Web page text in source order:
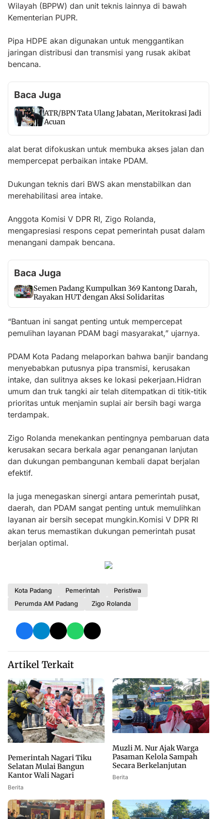
Wilayah (BPPW) dan unit teknis lainnya di bawah
Kementerian PUPR.
Pipa HDPE akan digunakan untuk menggantikan
jaringan distribusi dan transmisi yang rusak akibat
bencana.
Baca Juga
ATR/BPN Tata Ulang Jabatan, Meritokrasi Jadi
Acuan
alat berat difokuskan untuk membuka akses jalan dan
mempercepat perbaikan intake PDAM.
Dukungan teknis dari BWS akan menstabilkan dan
merehabilitasi area intake.
Anggota Komisi V DPR RI, Zigo Rolanda,
mengapresiasi respons cepat pemerintah pusat dalam
menangani dampak bencana.
Baca Juga
Semen Padang Kumpulkan 369 Kantong Darah,
Rayakan HUT dengan Aksi Solidaritas
“Bantuan ini sangat penting untuk mempercepat
pemulihan layanan PDAM bagi masyarakat,” ujarnya.
PDAM Kota Padang melaporkan bahwa banjir bandang
menyebabkan putusnya pipa transmisi, kerusakan
intake, dan sulitnya akses ke lokasi pekerjaan.Hidran
umum dan truk tangki air telah ditempatkan di titik-titik
prioritas untuk menjamin suplai air bersih bagi warga
terdampak.
Zigo Rolanda menekankan pentingnya pembaruan data
kerusakan secara berkala agar penanganan lanjutan
dan dukungan pembangunan kembali dapat berjalan
efektif.
Ia juga menegaskan sinergi antara pemerintah pusat,
daerah, dan PDAM sangat penting untuk memulihkan
layanan air bersih secepat mungkin.Komisi V DPR RI
akan terus memastikan dukungan pemerintah pusat
berjalan optimal.
Kota Padang Pemerintah
Peristiwa
Perumda AM Padang
Zigo Rolanda
Artikel Terkait
Pemerintah Nagari Tiku
Selatan Mulai Bangun
Kantor Wali Nagari
Berita
Muzli M. Nur Ajak Warga
Pasaman Kelola Sampah
Secara Berkelanjutan
Berita